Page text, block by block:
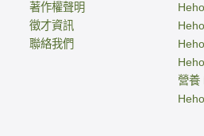
著作權聲明
徵才資訊
聯絡我們
營養